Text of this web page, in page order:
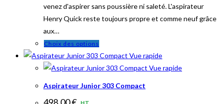
venez d'aspirer sans poussière ni saleté. L'aspirateur
Henry Quick reste toujours propre et comme neuf grâce
aux…
Choix des options
produit
a
variations.
Vue rapide
Vue rapide
Aspirateur Junior 303 Compact